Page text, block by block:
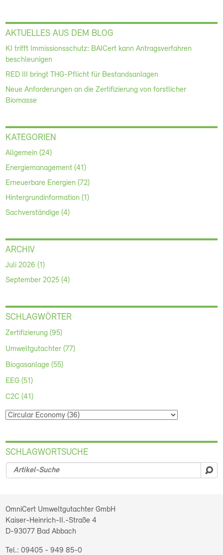
AKTUELLES AUS DEM BLOG
KI trifft Immissionsschutz: BAICert kann Antragsverfahren
beschleunigen
RED III bringt THG-Pflicht für Bestandsanlagen
Neue Anforderungen an die Zertifizierung von forstlicher
Biomasse
KATEGORIEN
Allgemein (24)
Energiemanagement (41)
Erneuerbare Energien (72)
Hintergrundinformation (1)
Sachverständige (4)
ARCHIV
Juli 2026 (1)
September 2025 (4)
SCHLAGWÖRTER
Zertifizierung (95)
Umweltgutachter (77)
Biogasanlage (55)
EEG (51)
C2C (41)
SCHLAGWORTSUCHE
OmniCert Umweltgutachter GmbH
Kaiser-Heinrich-II.-Straße 4
D-93077 Bad Abbach
09405 - 949 85-0